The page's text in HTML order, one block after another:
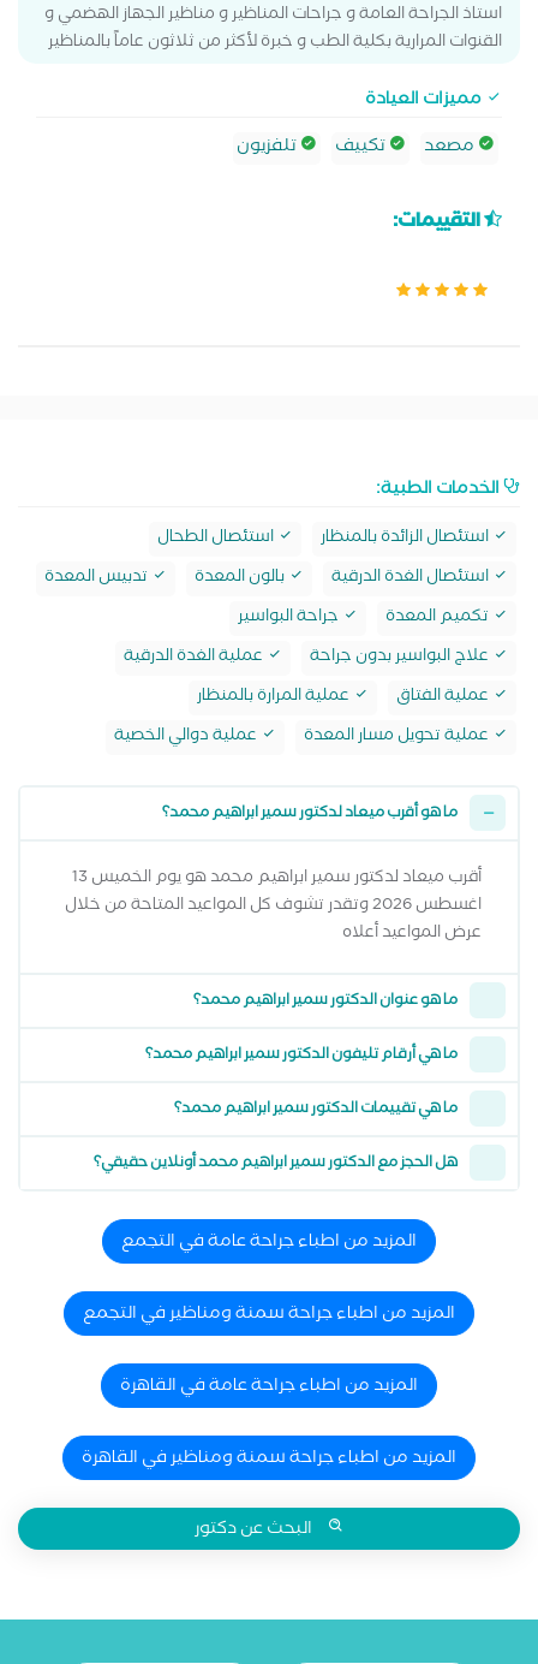
استاذ الجراحة العامة و جراحات المناظير و مناظير الجهاز الهضمي و
القنوات المرارية بكلية الطب و خبرة لأكثر من ثلاثون عاماً بالمناظير
مميزات العيادة
مصعد
تكييف تلفزيون
التقييمات:
الخدمات الطبية:
استئصال الزائدة بالمنظار
استئصال الطحال
استئصال الغدة الدرقية
بالون المعدة
تدبيس المعدة
تكميم المعدة
جراحة البواسير
علاج البواسير بدون جراحة
عملية الغدة الدرقية
عملية الفتاق
عملية المرارة بالمنظار
عملية تحويل مسار المعدة
عملية دوالي الخصية
ما هو أقرب ميعاد لدكتور سمير ابراهيم محمد؟
أقرب ميعاد لدكتور سمير ابراهيم محمد هو يوم الخميس 13
اغسطس 2026 وتقدر تشوف كل المواعيد المتاحة من خلال
عرض المواعيد أعلاه
ما هو عنوان الدكتور سمير ابراهيم محمد؟
ما هي أرقام تليفون الدكتور سمير ابراهيم محمد؟
ما هي تقييمات الدكتور سمير ابراهيم محمد؟
هل الحجز مع الدكتور سمير ابراهيم محمد أونلاين حقيقي؟
المزيد من اطباء جراحة عامة في التجمع
المزيد من اطباء جراحة سمنة ومناظير في التجمع
المزيد من اطباء جراحة عامة في القاهرة
المزيد من اطباء جراحة سمنة ومناظير في القاهرة
البحث عن دكتور